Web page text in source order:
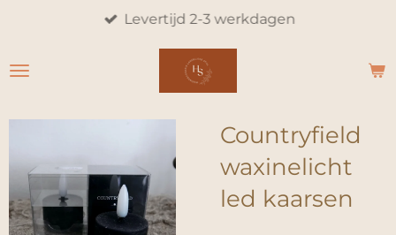
naar
hoofdinhoud
Levertijd 2-3 werkdagen
Countryfield
waxinelicht
led kaarsen